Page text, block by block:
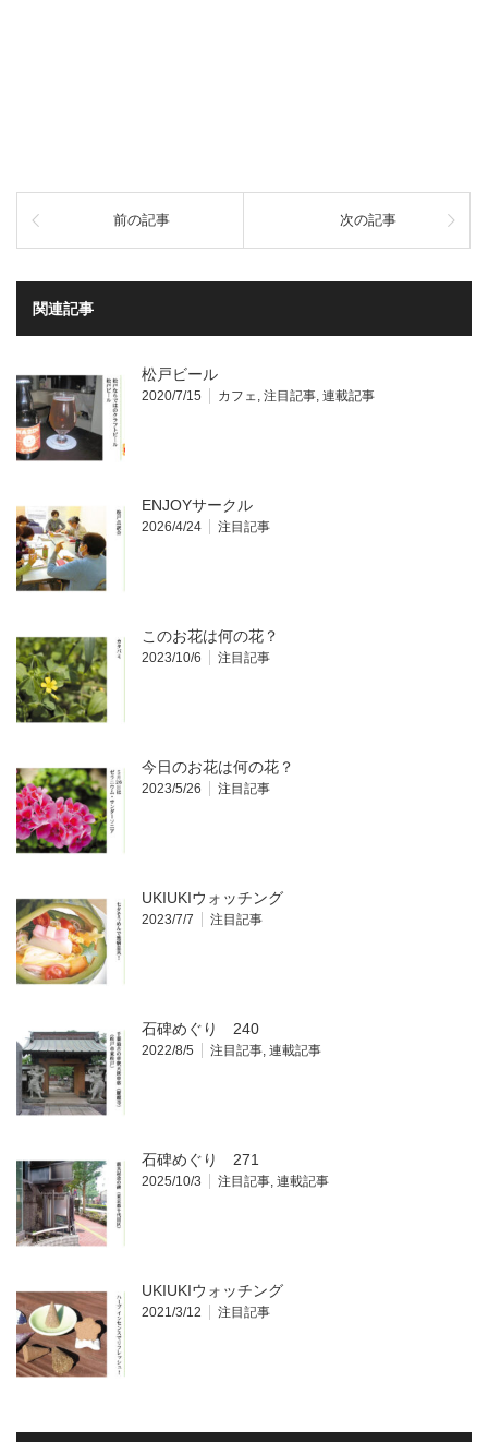
前の記事 次の記事
関連記事
松戸ビール
2020/7/15 カフェ, 注目記事, 連載記事
ENJOYサークル
2026/4/24 注目記事
このお花は何の花？
2023/10/6 注目記事
今日のお花は何の花？
2023/5/26 注目記事
UKIUKIウォッチング
2023/7/7 注目記事
石碑めぐり 240
2022/8/5 注目記事, 連載記事
石碑めぐり 271
2025/10/3 注目記事, 連載記事
UKIUKIウォッチング
2021/3/12 注目記事